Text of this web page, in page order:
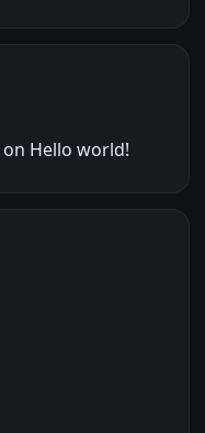
on Hello world!